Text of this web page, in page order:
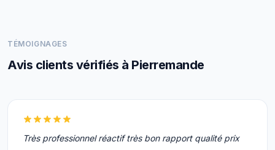
TÉMOIGNAGES
Avis clients vérifiés à Pierremande
Très professionnel réactif très bon rapport qualité prix